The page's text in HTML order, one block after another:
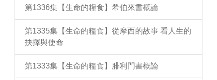
第1336集【生命的糧食】希伯來書概論
第1335集【生命的糧食】從摩西的故事 看人生的
抉擇與使命
第1333集【生命的糧食】腓利門書概論